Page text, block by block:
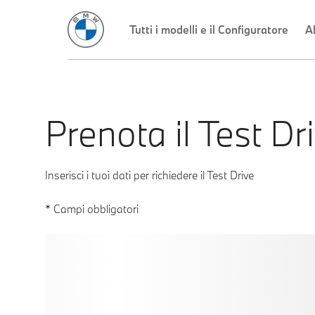
Prenota il Test
Inserisci i tuoi dati per richiedere il Test Drive
* Campi obbligatori